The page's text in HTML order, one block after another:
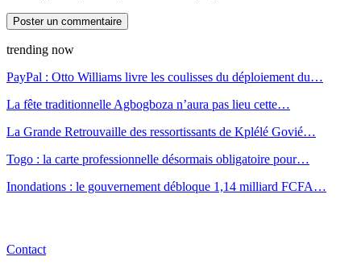
trending now
PayPal : Otto Williams livre les coulisses du déploiement du…
La fête traditionnelle Agbogboza n’aura pas lieu cette…
La Grande Retrouvaille des ressortissants de Kplélé Govié…
Togo : la carte professionnelle désormais obligatoire pour…
Inondations : le gouvernement débloque 1,14 milliard FCFA…
Contact